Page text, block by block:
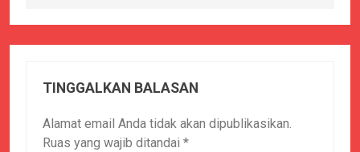
TINGGALKAN BALASAN
Alamat email Anda tidak akan dipublikasikan.
Ruas yang wajib ditandai *